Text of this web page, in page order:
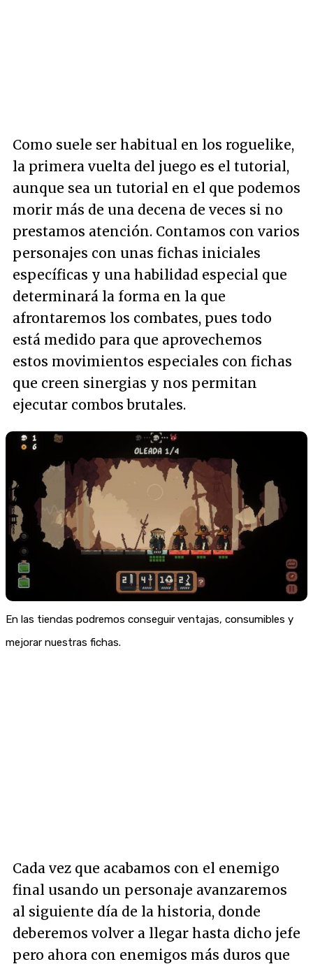
Como suele ser habitual en los roguelike,
la primera vuelta del juego es el tutorial,
aunque sea un tutorial en el que podemos
morir más de una decena de veces si no
prestamos atención. Contamos con varios
personajes con unas fichas iniciales
específicas y una habilidad especial que
determinará la forma en la que
afrontaremos los combates, pues todo
está medido para que aprovechemos
estos movimientos especiales con fichas
que creen sinergias y nos permitan
ejecutar combos brutales.
En las tiendas podremos conseguir ventajas, consumibles y
mejorar nuestras fichas.
Cada vez que acabamos con el enemigo
final usando un personaje avanzaremos
al siguiente día de la historia, donde
deberemos volver a llegar hasta dicho jefe
pero ahora con enemigos más duros que